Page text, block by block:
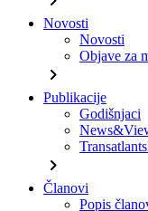
Novosti
Novosti
Objave za
chevron_right
Publikacije
Godišnjaci
chevron_right
Članovi
Popis